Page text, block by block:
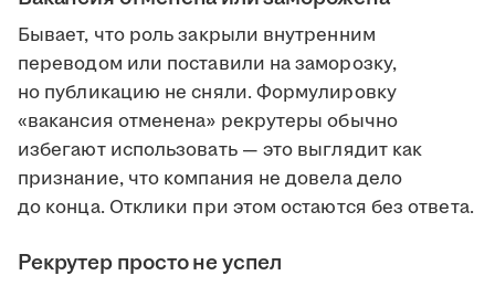
Бывает, что роль закрыли внутренним
переводом или поставили на заморозку,
но публикацию не сняли. Формулировку
«вакансия отменена» рекрутеры обычно
избегают использовать — это выглядит как
признание, что компания не довела дело
до конца. Отклики при этом остаются без ответа.
Рекрутер просто не успел